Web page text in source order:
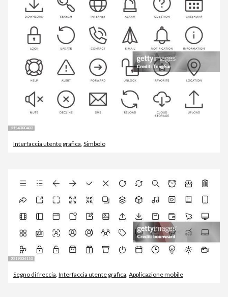
Interfaccia utente grafica, Simbolo
Segno di freccia, Interfaccia utente grafica, Applicazione mobile